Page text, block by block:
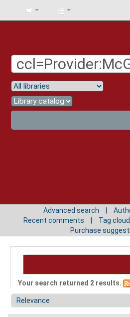
BIBLIOTECA
Advanced search
Recent comments
Tag cloud
Purchase
Your search returned 2 results.